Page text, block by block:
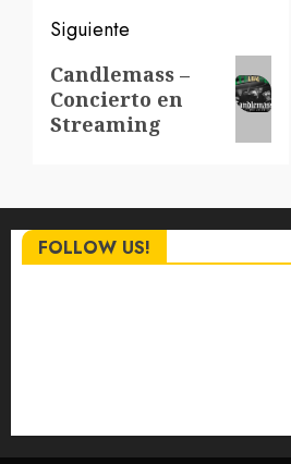
Siguiente
Siguiente
entrada:
Candlemass –
Concierto en
Streaming
FOLLOW US!